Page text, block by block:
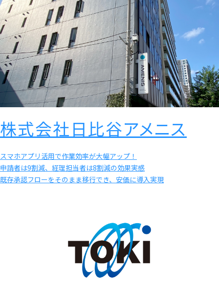
株式会社日比谷アメニス
スマホアプリ活用で作業効率が大幅アップ！
申請者は9割減、経理担当者は8割減の効果実感
既存承認フローをそのまま移行でき、安価に導入実現